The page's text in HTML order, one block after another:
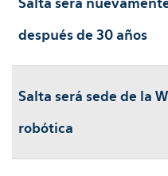
Salta será
después de 30 años
Salta será sede de la
robótica